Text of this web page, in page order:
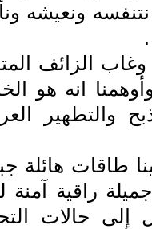
ونعيشه
الزائف
انه هو
والتطهير
طاقات هائلة
راقية آمنة
إلى حالات